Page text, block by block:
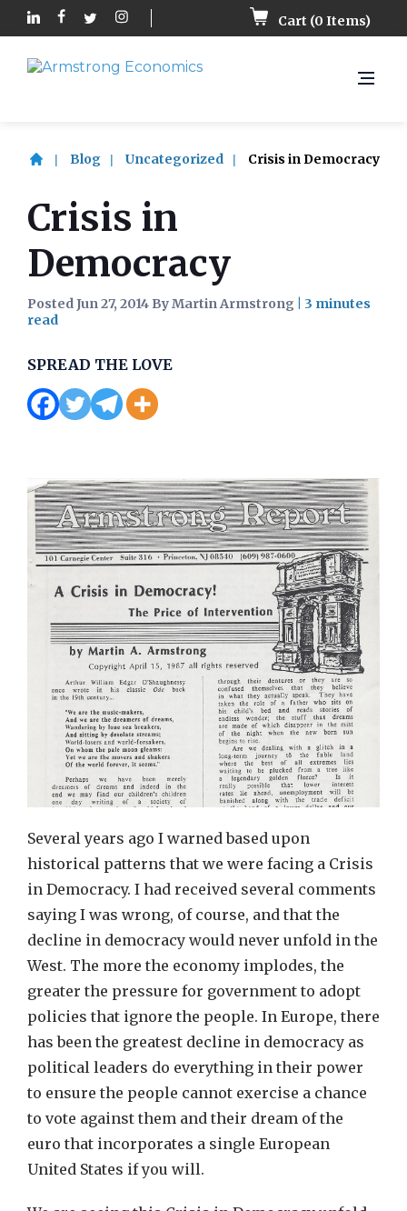
Cart (0 Items)
Blog Uncategorized Crisis in Democracy
Crisis in
Democracy
Posted Jun 27, 2014 By Martin Armstrong
SPREAD THE LOVE
Several years ago I warned based upon
historical patterns that we were facing a Crisis
in Democracy. I had received several comments
saying I was wrong, of course, and that the
decline in democracy would never unfold in the
West. The more the economy implodes, the
greater the pressure for government to adopt
policies that ignore the people. In Europe, there
has been the greatest decline in democracy as
political leaders do everything in their power
to ensure the people cannot exercise a chance
to vote against them and their dream of the
euro that incorporates a single European
United States if you will.